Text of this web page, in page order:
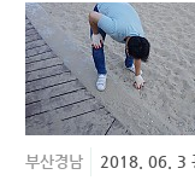
부산경남
2018. 06. 3